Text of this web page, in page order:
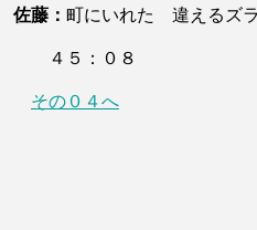
佐藤： 町にいれた 違えるズ
４５：０８
その０４へ